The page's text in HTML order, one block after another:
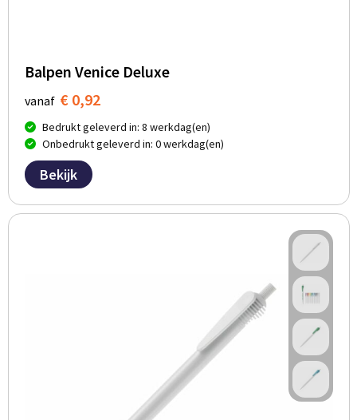
Balpen Venice Deluxe
vanaf € 0,92
Bedrukt geleverd in: 8 werkdag(en)
Onbedrukt geleverd in: 0 werkdag(en)
Bekijk